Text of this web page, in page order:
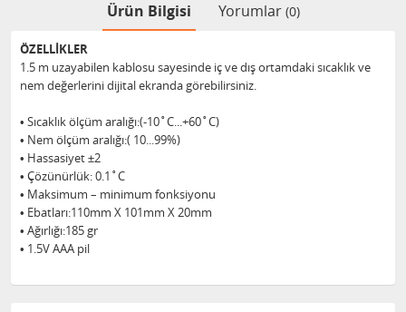
Ürün Bilgisi Yorumlar (0)
ÖZELLİKLER
1.5 m uzayabilen kablosu sayesinde iç ve dış ortamdaki sıcaklık ve
nem değerlerini dijital ekranda görebilirsiniz.
• Sıcaklık ölçüm aralığı:(-10˚C...+60˚C)
• Nem ölçüm aralığı:( 10...99%)
• Hassasiyet ±2
• Çözünürlük: 0.1˚C
• Maksimum – minimum fonksiyonu
• Ebatları:110mm X 101mm X 20mm
• Ağırlığı:185 gr
• 1.5V AAA pil